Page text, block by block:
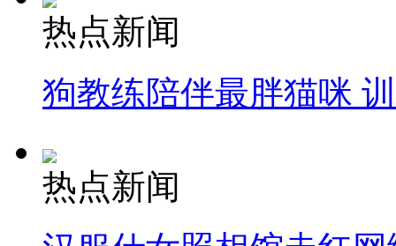
热点新闻
狗教练陪伴最胖猫咪
热点新闻